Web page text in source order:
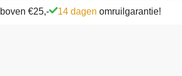
€25,- 14 dagen omruilgarantie!